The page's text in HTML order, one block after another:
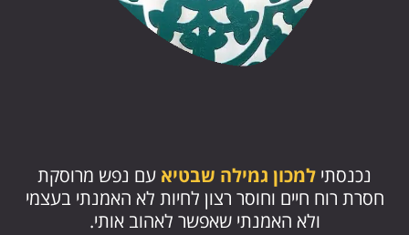
נכנסתי למכון גמילה שבטיא עם נפש מרוסקת
חסרת רוח חיים וחוסר רצון לחיות לא האמנתי בעצמי
ולא האמנתי שאפשר לאהוב אותי.